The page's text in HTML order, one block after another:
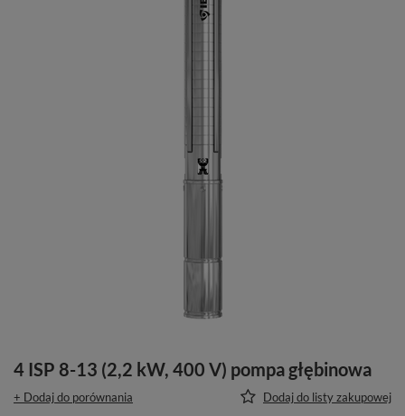
4 ISP 8-13 (2,2 kW, 400 V) pompa głębinowa
+ Dodaj do porównania Dodaj do listy zakupowej